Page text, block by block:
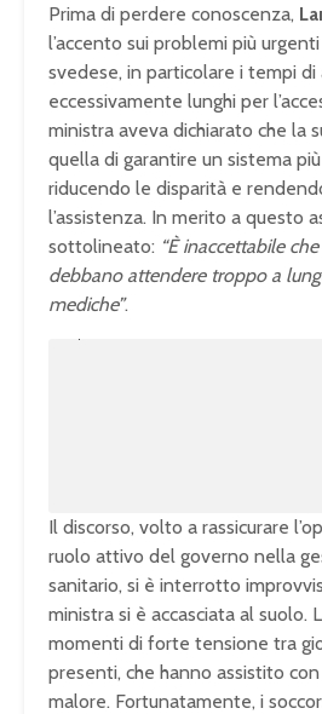
Prima di perdere conoscenza,
l’accento sui problemi più
svedese, in particolare i tempi
eccessivamente lunghi per
ministra aveva dichiarato che la
quella di garantire un sistema
riducendo le disparità e
l’assistenza. In merito a questo
sottolineato: “È inaccettabile
debbano attendere troppo a
mediche”.
Il discorso, volto a rassicurare
ruolo attivo del governo nella
sanitario, si è interrotto
ministra si è accasciata al suolo.
momenti di forte tensione tra
presenti, che hanno assistito
malore. Fortunatamente, i